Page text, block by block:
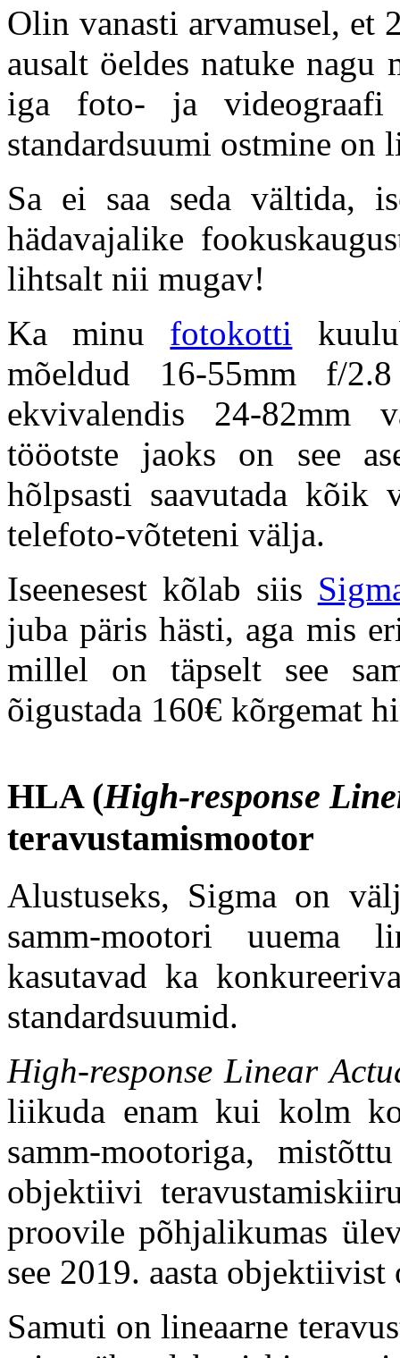
Olin vanasti arvamusel, et
ausalt öeldes natuke nagu
iga foto- ja videograafi
standardsuumi ostmine on
Sa ei saa seda vältida,
hädavajalike
lihtsalt nii mugav!
Ka minu fotokotti
mõeldud 16-55mm f/
ekvivalendis 24-82mm
tööotste jaoks on see
hõlpsasti saavutada kõik
telefoto-võteteni välja.
Iseenesest kõlab siis
juba päris hästi, aga mis
millel on täpselt see
õigustada 160€ kõrgemat
HLA (High-response
teravustamismootor
Alustuseks, Sigma on
samm-mootori uuema
kasutavad ka
standardsuumid.
High-response Linear
liikuda enam kui kolm
samm-mootoriga,
objektiivi
proovile põhjalikumas
see 2019. aasta
Samuti on lineaarne